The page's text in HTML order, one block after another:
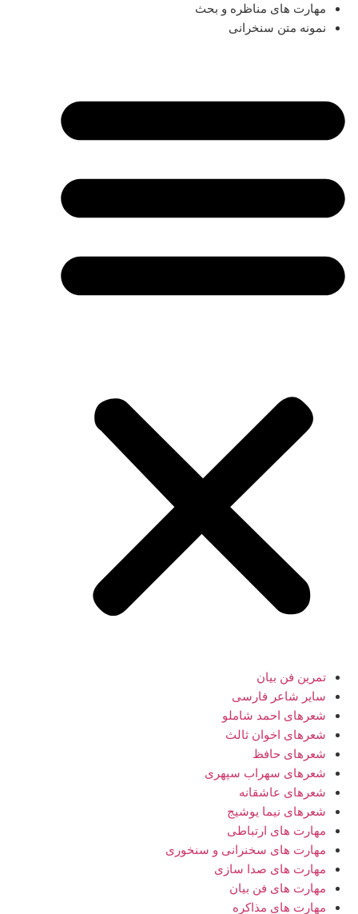
مهارت های مناظره و بحث
نمونه متن سنخرانی
تمرین فن بیان
سایر شاعر فارسی
شعرهای احمد شاملو
شعرهای اخوان ثالث
شعرهای حافظ
شعرهای سهراب سپهری
شعرهای عاشقانه
شعرهای نیما یوشیج
مهارت های ارتباطی
مهارت های سخنرانی و سنخوری
مهارت های صدا سازی
مهارت های فن بیان
مهارت های مذاکره